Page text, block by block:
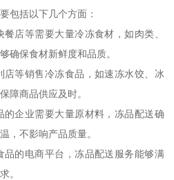
包括以下几个方面：
店等需要大量冷冻食材，如肉类、
确保食材新鲜度和品质。
店等销售冷冻食品，如速冻水饺、冰
障商品供应及时。
企业需要大量原材料，冻品配送确
，不影响产品质量。
品的电商平台，冻品配送服务能够满
。